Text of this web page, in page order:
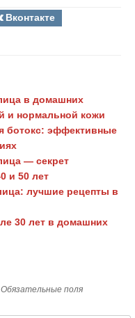
Вконтакте
в домашних
и нормальной кожи
ботокс: эффективные
— секрет
и 50 лет
лучшие рецепты в
30 лет в домашних
Обязательные поля